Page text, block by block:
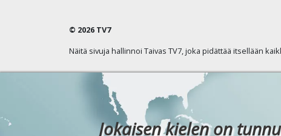
© 2026 TV7
Näitä sivuja hallinnoi Taivas TV7, joka pidättää itsellään
Jokaisen kielen on